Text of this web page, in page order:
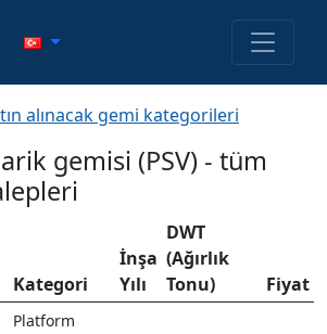
alınacak gemi kategorileri
gemisi (PSV) - tüm
Kategori
İnşa
Yılı
DWT
(Ağırlık
Tonu)
Fiyat
Platform